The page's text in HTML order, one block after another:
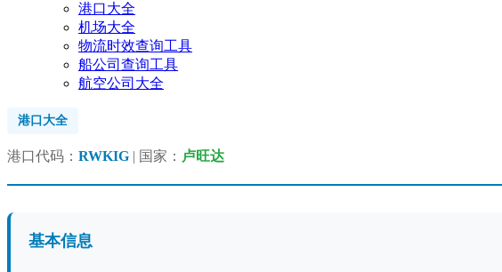
港口大全
机场大全
物流时效查询工具
船公司查询工具
航空公司大全
港口大全
港口代码： RWKIG | 国家： 卢旺达
基本信息